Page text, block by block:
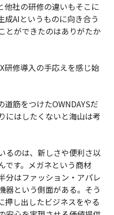
他社の研修の違いもそこに
成AIというものに向き合う
とができたのはありがたか
研修導入の手応えを感じ始
道筋をつけたOWNDAYSだ
にはしたくないと海山は考
るのは、新しさや便利さ以
です。メガネという商材
分はファッション・アパレ
器という側面がある。そう
押し出したビジネスをやる